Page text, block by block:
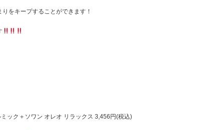
をキープすることができます！
ック＋ソワン オレオ リラックス 3,456円(税込)